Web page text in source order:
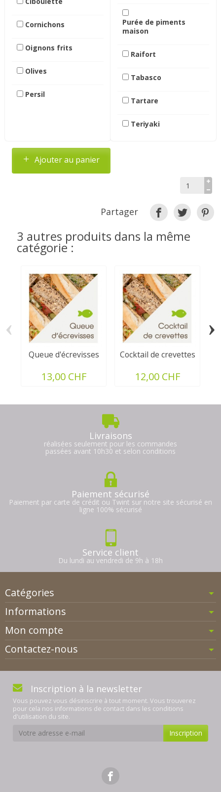
Cornichons
Oignons frits
Olives
Persil
Purée de piments
maison
Raifort
Tabasco
Tartare
Teriyaki
Ajouter au panier
Partager
3 autres produits dans la même
catégorie :
Queue d'écrevisses
13,00 CHF
Cocktail de crevettes
12,00 CHF
‹ ›
Livraisons
réalisées seulement pour les commandes
passées avant 10h30 et selon conditions
Paiement sécurisé
Paiement par carte de crédit ou Twint sur notre site sécurisé en
ligne 100% sécurisé
Service client
Du lundi au vendredi de 9h à 18h
Catégories
Informations
Mon compte
Contactez-nous
Inscription à la newsletter
Vous pouvez vous désinscrire à tout moment. Vous trouverez
pour cela nos informations de contact dans les conditions
d'utilisation du site.